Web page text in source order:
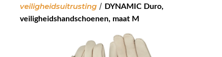
veiligheidsuitrusting / DYNAMIC Duro,
veiligheidshandschoenen, maat M